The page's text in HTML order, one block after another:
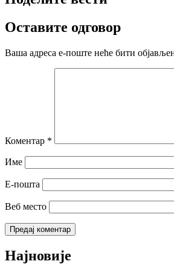
Оставите одговор
Ваша адреса е-поште неће бити
Коментар *
Име
Е-пошта
Веб место
Најновије